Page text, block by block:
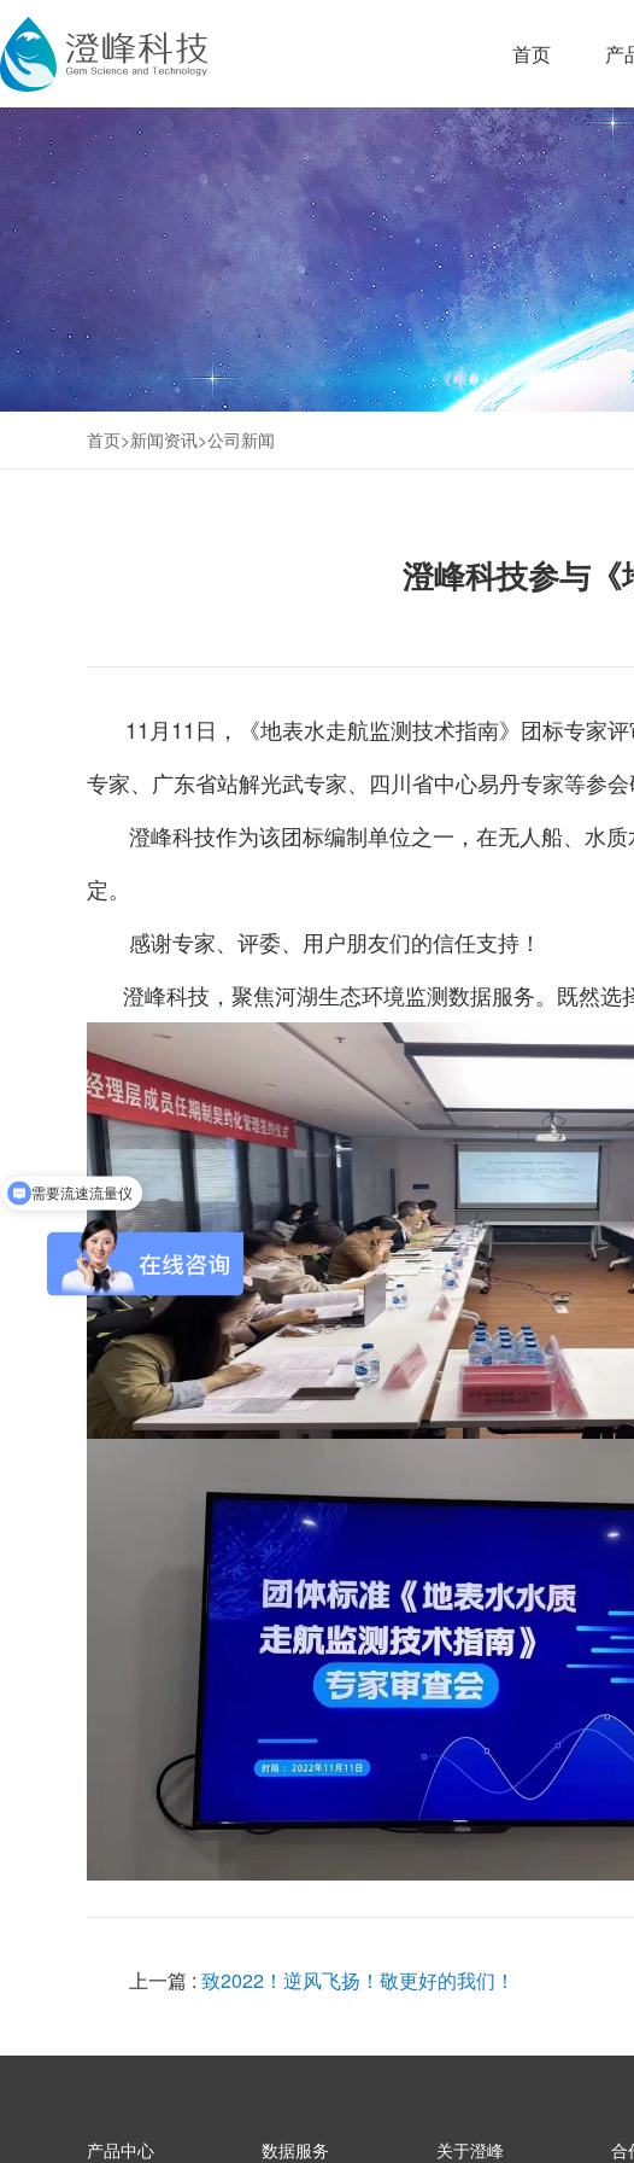
首页 产
首页>新闻资讯>公司新闻
澄峰科技参与
11月11日，《地表水走航监测技术指南》团标专家
专家、广东省站解光武专家、四川省中心易丹专家等参会
澄峰科技作为该团标编制单位之一，在无人船、水质
定。
感谢专家、评委、用户朋友们的信任支持！
澄峰科技，聚焦河湖生态环境监测数据服务。既然选
上一篇 : 致2022！逆风飞扬！敬更好的我们！
产品中心 数据服务 关于澄峰 合
需要流速流量仪